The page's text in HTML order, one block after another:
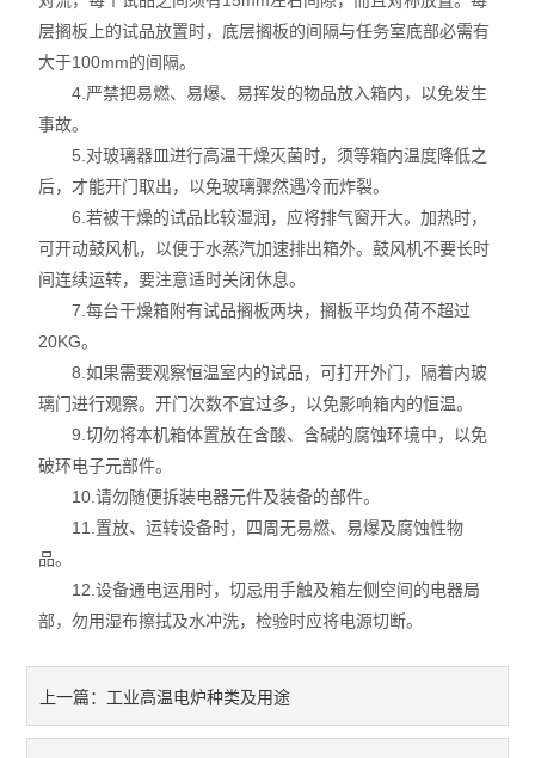
层搁板上的试品放置时，底层搁板的间隔与任务室底部必需有
大于100mm的间隔。
4.严禁把易燃、易爆、易挥发的物品放入箱内，以免发生
事故。
5.对玻璃器皿进行高温干燥灭菌时，须等箱内温度降低之
后，才能开门取出，以免玻璃骤然遇冷而炸裂。
6.若被干燥的试品比较湿润，应将排气窗开大。加热时，
可开动鼓风机，以便于水蒸汽加速排出箱外。鼓风机不要长时
间连续运转，要注意适时关闭休息。
7.每台干燥箱附有试品搁板两块，搁板平均负荷不超过
20KG。
8.如果需要观察恒温室内的试品，可打开外门，隔着内玻
璃门进行观察。开门次数不宜过多，以免影响箱内的恒温。
9.切勿将本机箱体置放在含酸、含碱的腐蚀环境中，以免
破环电子元部件。
10.请勿随便拆装电器元件及装备的部件。
11.置放、运转设备时，四周无易燃、易爆及腐蚀性物
品。
12.设备通电运用时，切忌用手触及箱左侧空间的电器局
部，勿用湿布擦拭及水冲洗，检验时应将电源切断。
上一篇： 工业高温电炉种类及用途